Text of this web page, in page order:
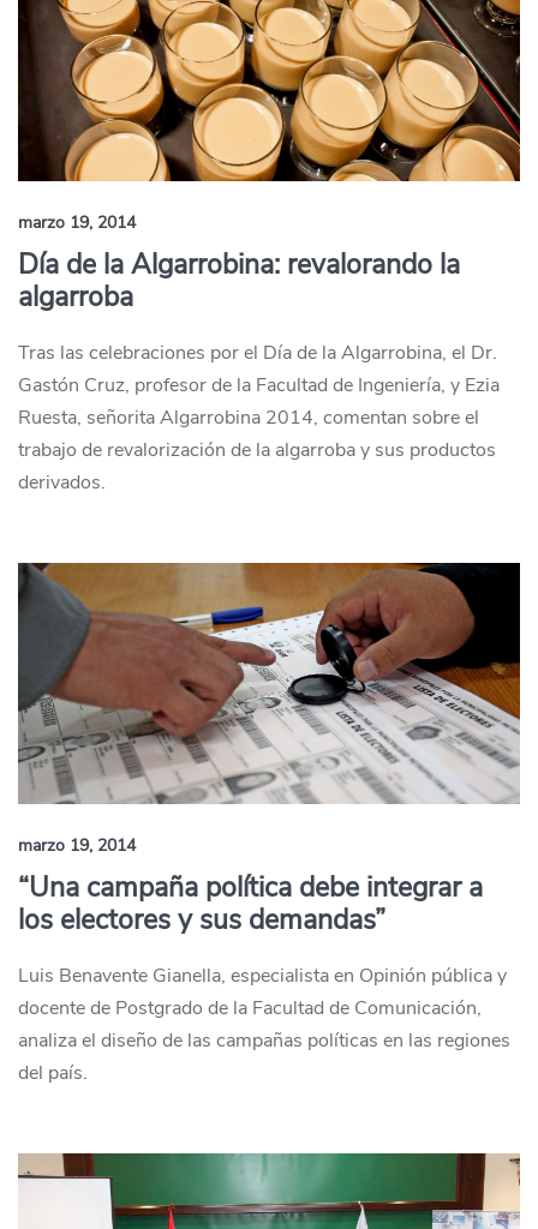
marzo 19, 2014
Día de la Algarrobina: revalorando la
algarroba
Tras las celebraciones por el Día de la Algarrobina, el Dr.
Gastón Cruz, profesor de la Facultad de Ingeniería, y Ezia
Ruesta, señorita Algarrobina 2014, comentan sobre el
trabajo de revalorización de la algarroba y sus productos
derivados.
marzo 19, 2014
“Una campaña política debe integrar a
los electores y sus demandas”
Luis Benavente Gianella, especialista en Opinión pública y
docente de Postgrado de la Facultad de Comunicación,
analiza el diseño de las campañas políticas en las regiones
del país.